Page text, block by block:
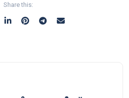
Share this: